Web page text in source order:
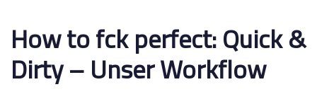
How to fck perfect: Quick &
Dirty – Unser Workflow